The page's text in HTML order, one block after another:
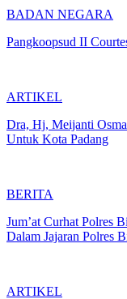
BADAN NEGARA
Pangkoopsud II
ARTIKEL
Dra, Hj, Meijanti
Untuk Kota Padang
BERITA
Jum’at Curhat Polres
Dalam Jajaran Polres
ARTIKEL